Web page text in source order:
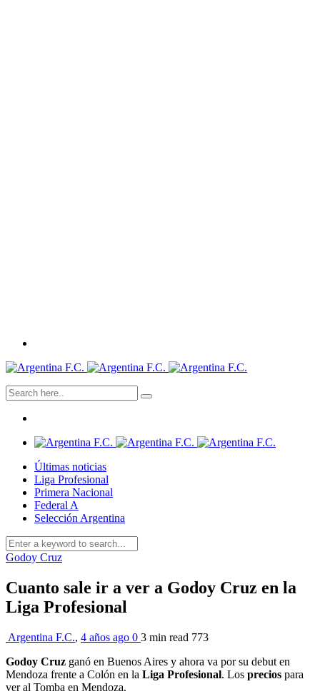
Últimas noticias
Liga Profesional
Primera Nacional
Federal A
Selección Argentina
Godoy Cruz
Cuanto sale ir a ver a Godoy Cruz en la
Liga Profesional
Argentina F.C., 4 años ago 0 3 min read 773
Godoy Cruz ganó en Buenos Aires y ahora va por su debut en
Mendoza frente a Colón en la Liga Profesional. Los precios para
ver al Tomba en Mendoza.